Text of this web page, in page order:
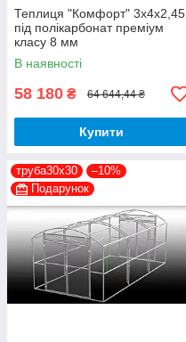
Теплиця "Комфорт" 3х4х2,45
під полікарбонат преміум
класу 8 мм
В наявності
58 180 ₴ 64 644,44 ₴
Купити
труба30х30
–10%
Подарунок